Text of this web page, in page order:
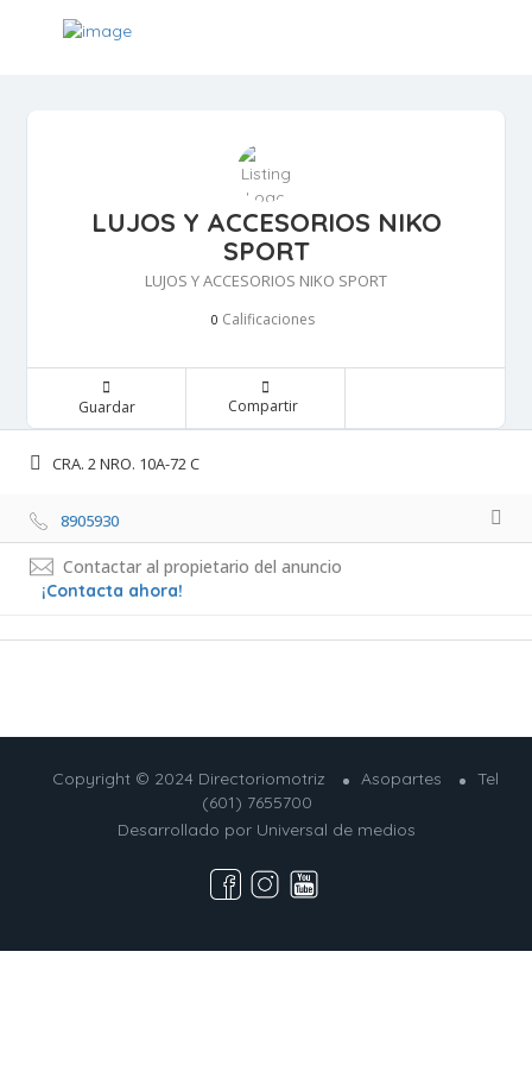
LUJOS Y ACCESORIOS NIKO
SPORT
LUJOS Y ACCESORIOS NIKO SPORT
0 Calificaciones
Guardar Compartir
CRA. 2 NRO. 10A-72 C
8905930
Contactar al propietario del anuncio
¡Contacta ahora!
Copyright © 2024 Directoriomotriz Asopartes
Tel
(601) 7655700
Desarrollado por Universal de medios